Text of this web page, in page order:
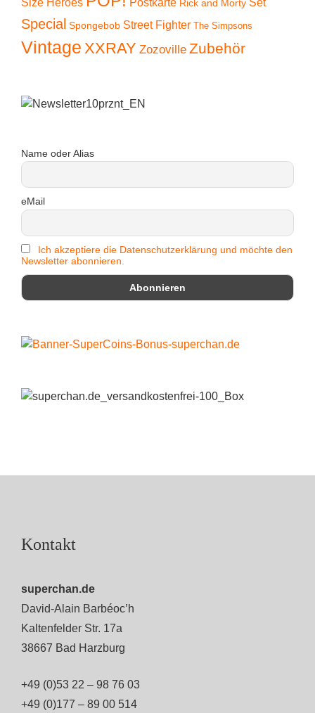
Rick and Morty
Special Spongebob Street Fighter The Simpsons
Vintage XXRAY Zozoville Zubehör
Name oder Alias
eMail
Ich akzeptiere die Datenschutzerklärung und möchte den
Newsletter abonnieren.
Kontakt
superchan.de
David-Alain Barbéoc’h
Kaltenfelder Str. 17a
38667 Bad Harzburg
+49 (0)53 22 – 98 76 03
+49 (0)177 – 89 00 514